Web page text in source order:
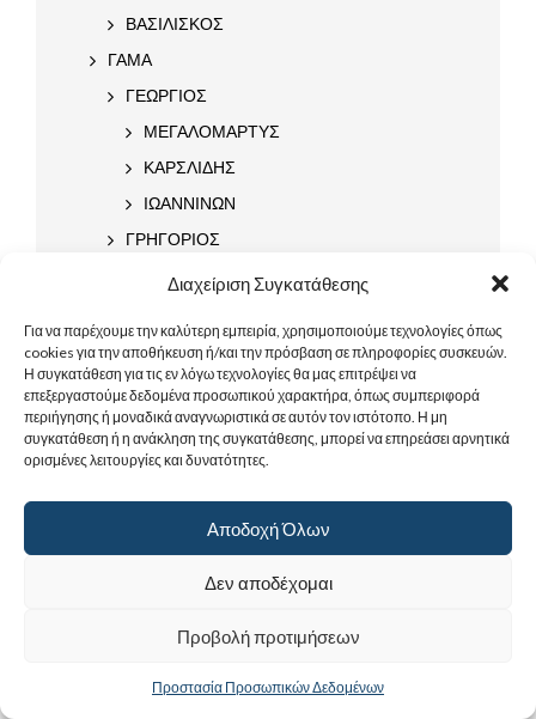
Διαχείριση Συγκατάθεσης
Για να παρέχουμε την καλύτερη εμπειρία, χρησιμοποιούμε τεχνολογίες όπως
cookies για την αποθήκευση ή/και την πρόσβαση σε πληροφορίες συσκευών.
Η συγκατάθεση για τις εν λόγω τεχνολογίες θα μας επιτρέψει να
επεξεργαστούμε δεδομένα προσωπικού χαρακτήρα, όπως συμπεριφορά
περιήγησης ή μοναδικά αναγνωριστικά σε αυτόν τον ιστότοπο. Η μη
συγκατάθεση ή η ανάκληση της συγκατάθεσης, μπορεί να επηρεάσει αρνητικά
ορισμένες λειτουργίες και δυνατότητες.
Αποδοχή Όλων
Δεν αποδέχομαι
Προβολή προτιμήσεων
Προστασία Προσωπικών Δεδομένων
ΒΑΣΙΛΙΣΚΟΣ
ΓΑΜΑ
ΓΕΩΡΓΙΟΣ
ΜΕΓΑΛΟΜΑΡΤΥΣ
ΚΑΡΣΛΙΔΗΣ
ΙΩΑΝΝΙΝΩΝ
ΓΡΗΓΟΡΙΟΣ
ΓΕΡΑΣΙΜΟΣ
ΓΕΡΑΣΙΜΟΣ ΙΟΡΔΑΝΙΤΗΣ
ΓΕΡΜΑΝΟΣ
ΔΕΛΤΑ
ΔΗΜΗΤΡΙΟΣ
Ο ΕΝ ΤΡΙΠΟΛΕΙ